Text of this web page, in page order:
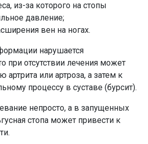
из-за которого на стопы
давление;
вен на ногах.
нарушается
при отсутствии лечения может
артрита или артроза, а затем к
процессу в суставе (бурсит).
непросто, а в запущенных
стопа может привести к